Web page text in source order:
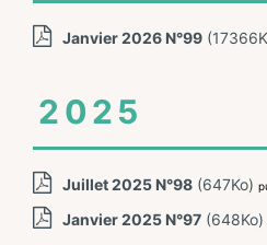
Janvier 2026 N°99
2025
Juillet 2025 N°98 (647Ko)
Janvier 2025 N°97